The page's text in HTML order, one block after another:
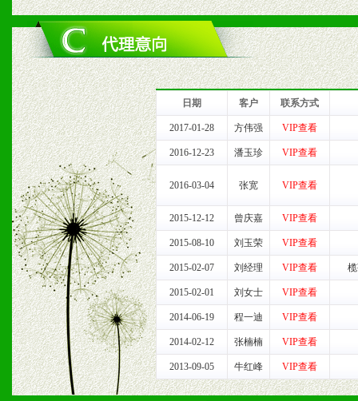
六、服务优势
1、完善的信息服务咨询中
我们将及时回复您的疑问。
2、售后服务：突发性产品
以及时受理记录并合理妥
3、我们时刻整理各区销售
时收编销售效果显着的案
七、招商代理（全国各地）
1、认同我们的经营理念。
2、具备较好商业信誉和资
日期 客户 联系方式
2017-01-28 方伟强 VIP查看
2016-12-23 潘玉珍 VIP查看
2016-03-04 张宽 VIP查看
2015-12-12 曾庆嘉 VIP查看
2015-08-10 刘玉荣 VIP查看
2015-02-07 刘经理 VIP查看
2015-02-01 刘女士 VIP查看
2014-06-19 程一迪 VIP查看
2014-02-12 张楠楠 VIP查看
2013-09-05 牛红峰 VIP查看